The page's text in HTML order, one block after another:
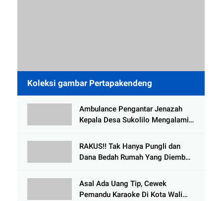
Koleksi gambar Pertapakendeng
Ambulance Pengantar Jenazah
Kepala Desa Sukolilo Mengalami
Meninggal Dunia
RAKUS!! Tak Hanya Pungli dan
Dana Bedah Rumah Yang Diembat,
Tlogowungu, di Duga
Selewengkan Bantuan Mushola
Asal Ada Uang Tip, Cewek
Pemandu Karaoke Di Kota Wali